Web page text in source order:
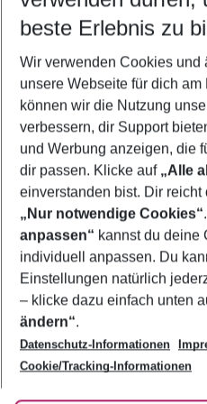
5-8
2 Erwachsene Keine
Mehr Filter
Footer
Footer navigation
Über uns
AGB
Bestpreisgarantie
Cookie-Einstellungen ändern
Cookie-Richtlinie
Agenturbetreuung
Barrierefreies Reisen
Folge uns
beste Erlebnis zu
Wir verwenden Cookies und
unsere Webseite für dich
können wir die Nutzung
verbessern, dir Support
und Werbung anzeigen, die
dir passen. Klicke auf „Alle
einverstanden bist. Dir
„Nur notwendige Cookies“
anpassen“ kannst du deine
individuell anpassen. Du
Einstellungen natürlich
– klicke dazu einfach unten
ändern“.
Datenschutz-Informationen
Cookie/Tracking-Informationen